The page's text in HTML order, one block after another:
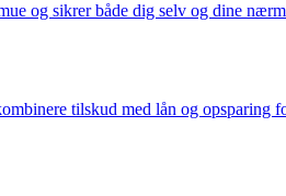
og sikrer både dig selv og dine
tilskud med lån og opsparing